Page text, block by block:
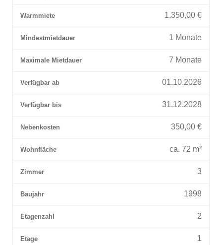
Warmmiete 1.350,00 €
Mindestmietdauer 1 Monate
Maximale Mietdauer 7 Monate
Verfügbar ab 01.10.2026
Verfügbar bis 31.12.2028
Nebenkosten 350,00 €
Wohnfläche ca. 72 m²
Zimmer 3
Baujahr 1998
Etagenzahl 2
Etage 1